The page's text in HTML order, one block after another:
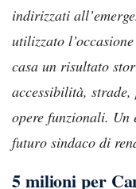
indirizzati
utilizzato
casa un risultato
accessibilità,
opere funzionali. Un
futuro sindaco di
5 milioni per